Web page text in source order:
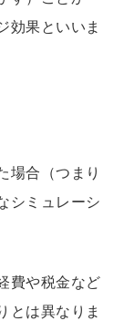
効果といいま
場合（つまり
シミュレーシ
費や税金など
とは異なりま